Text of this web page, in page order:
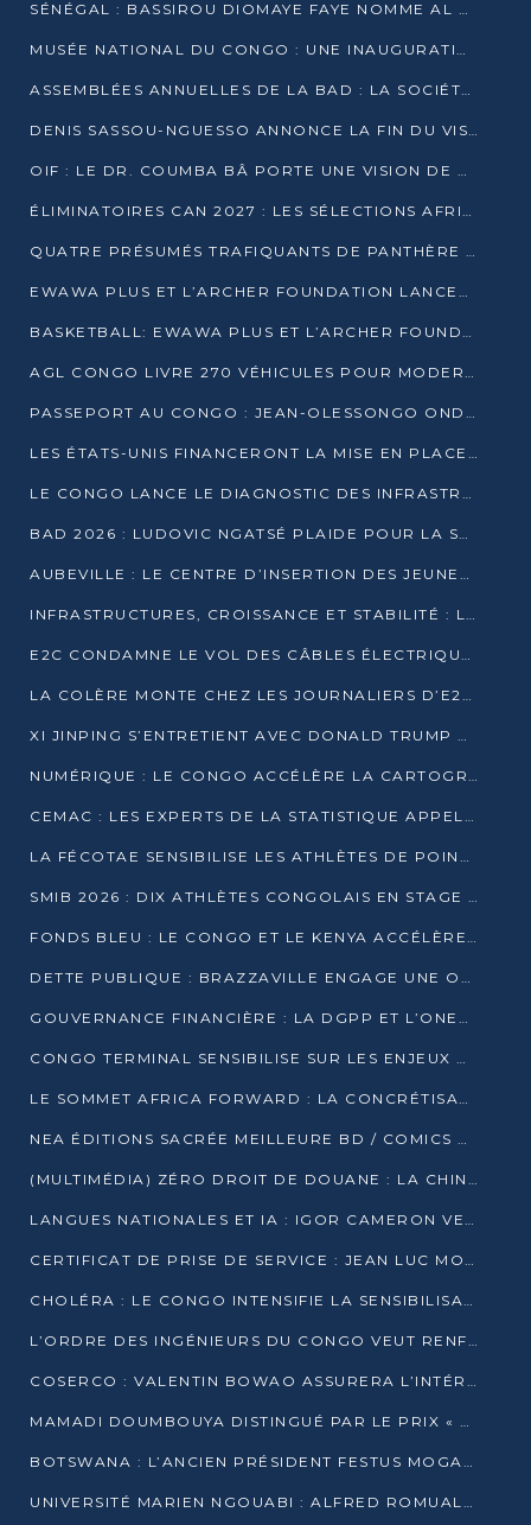
SÉNÉGAL : BASSIROU DIOMAYE FAYE NOMME AL AMINOU LÔ PREMIER MINISTRE
MUSÉE NATIONAL DU CONGO : UNE INAUGURATION PORTEUSE D’ESPOIR POUR LA CULTURE
ASSEMBLÉES ANNUELLES DE LA BAD : LA SOCIÉTÉ CIVILE CONGOLAISE À LA RECHERCHE DE PARTENAIRES POUR SES PROJETS
DENIS SASSOU-NGUESSO ANNONCE LA FIN DU VISA POUR LES AFRICAINS EN 2027
OIF : LE DR. COUMBA BÂ PORTE UNE VISION DE DIALOGUE, DE STABILITÉ ET DE RÉFORME À LA TÊTE
ÉLIMINATOIRES CAN 2027 : LES SÉLECTIONS AFRICAINES CONNAISSENT LEURS ADVERSAIRES
QUATRE PRÉSUMÉS TRAFIQUANTS DE PANTHÈRE ARRÊTÉS À EWO
EWAWA PLUS ET L’ARCHER FOUNDATION LANCENT UN CAMP DE BASKET POUR LES JEUNES À BRAZZAVILLE
BASKETBALL: EWAWA PLUS ET L’ARCHER FOUNDATION LANCENT UN CAMP POUR LES JEUNES
AGL CONGO LIVRE 270 VÉHICULES POUR MODERNISER LE TRANSPORT URBAIN
PASSEPORT AU CONGO : JEAN-OLESSONGO ONDAYE VEUT METTRE FIN AUX LENTEURS ADMINISTRATIVES
LES ÉTATS-UNIS FINANCERONT LA MISE EN PLACE DE JUSQU’À 50 CLINIQUES DE LUTTE CONTRE L’EBOLA
LE CONGO LANCE LE DIAGNOSTIC DES INFRASTRUCTURES SPORTIVES DU COMPLEXE DE KINTÉLÉ
BAD 2026 : LUDOVIC NGATSÉ PLAIDE POUR LA SOUVERAINETÉ FINANCIÈRE AFRICAINE
AUBEVILLE : LE CENTRE D’INSERTION DES JEUNES PRÊT À OUVRIR SES PORTES
INFRASTRUCTURES, CROISSANCE ET STABILITÉ : LA GUINÉE AFFÛTE SES AMBITIONS
E2C CONDAMNE LE VOL DES CÂBLES ÉLECTRIQUES APRÈS UNE VIDÉO VIRALE
LA COLÈRE MONTE CHEZ LES JOURNALIERS D’E2C QUI DÉNONCENT 20 ANS DE PRÉCARITÉ
XI JINPING S’ENTRETIENT AVEC DONALD TRUMP À BEIJING
NUMÉRIQUE : LE CONGO ACCÉLÈRE LA CARTOGRAPHIE DE SES INFRASTRUCTURES DIGITALES
CEMAC : LES EXPERTS DE LA STATISTIQUE APPELLENT À RENFORCER LA SÉCURISATION DES DONNÉES
LA FÉCOTAE SENSIBILISE LES ATHLÈTES DE POINTE-NOIRE À L’HYGIÈNE ALIMENTA
SMIB 2026 : DIX ATHLÈTES CONGOLAIS EN STAGE AU KENYA
FONDS BLEU : LE CONGO ET LE KENYA ACCÉLÈRENT LA MOBILISATION DES FINANCEMENTS
DETTE PUBLIQUE : BRAZZAVILLE ENGAGE UNE OPÉRATION DE RACHAT DE 575 MILLIONS DE DOLLARS
GOUVERNANCE FINANCIÈRE : LA DGPP ET L’ONEC-C VERS UN PARTENARIAT POUR ASSAINIR LES ENTREPRISES PUBLIQUES
CONGO TERMINAL SENSIBILISE SUR LES ENJEUX DE LA SANTÉ MENTALE EN
LE SOMMET AFRICA FORWARD : LA CONCRÉTISATION DE PARTENARIATS ÉQUILIBRÉS ET TOURNÉS VERS L’AVENIR ENTRE LE CONTINENT AFRICAIN ET LA FRANCE
NEA ÉDITIONS SACRÉE MEILLEURE BD / COMICS D’AFRIQUE AU KENYA
(MULTIMÉDIA) ZÉRO DROIT DE DOUANE : LA CHINE ET L’AFRIQUE VERS UNE PROXIMITÉ SANS PRÉCÉDENT (PAPIER GÉNÉRAL)
LANGUES NATIONALES ET IA : IGOR CAMERON VEUT ARRIMER LA STRATÉGIE IA À LA LOI SUR LA RECHERCHE
CERTIFICAT DE PRISE DE SERVICE : JEAN LUC MOUTHOU DÉMENT UNE « FAKE NEWS »
CHOLÉRA : LE CONGO INTENSIFIE LA SENSIBILISATION AU MARCHÉ DE TALANGAÏ
L’ORDRE DES INGÉNIEURS DU CONGO VEUT RENFORCER L’ÉTHIQUE ET LA CRÉDIBILITÉ DE LA PROFESSION
COSERCO : VALENTIN BOWAO ASSURERA L’INTÉRIM À LA TÊTE DU BUREAU EXÉCUTIF NATIONAL
MAMADI DOUMBOUYA DISTINGUÉ PAR LE PRIX « SUPER GRAND BÂTISSEUR BABACAR N’DIAYE »
BOTSWANA : L’ANCIEN PRÉSIDENT FESTUS MOGAE EST MORT À 86 ANS
UNIVERSITÉ MARIEN NGOUABI : ALFRED ROMUALD NGUYA POATY SOUTIENT UNE THÈSE SUR LE PARADOXE DE LA CROISSANCE EN ZONE CEMAC